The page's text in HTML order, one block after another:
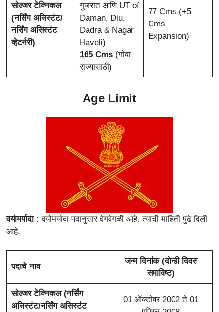
सोल्जर टेक्निकल
(नर्सिंग असिस्टंट/
नर्सिंग असिस्टंट
व्हेटर्नरी)
गुजरात आणि UT of
Daman, Diu,
Dadra & Nagar
Haveli)
165 Cms(गोवा
राज्यासाठी)
77 Cms (+5
Cms
Expansion)
Age Limit
वयोमर्यादा :वयोमर्यादा पदानुसार वेगवेगळी आहे. त्याची माहिती पुढे दिली
आहे.
पदाचे नाव
जन्म दिनांक (दोन्ही दिवस
समाविष्ट)
सोल्जर टेक्निकल (नर्सिंग
असिस्टंट/नर्सिंग असिस्टंट
01 ऑक्टोबर 2002 ते 01